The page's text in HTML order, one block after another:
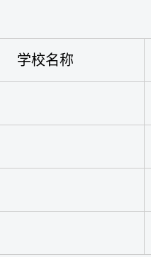
学校名称